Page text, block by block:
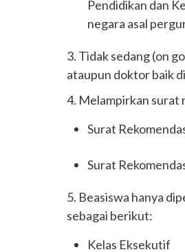
Pendidikan dan
negara asal
3. Tidak sedang (on
ataupun doktor baik
4. Melampirkan surat
Surat
Surat
5. Beasiswa hanya
sebagai berikut:
Kelas Eksekutif